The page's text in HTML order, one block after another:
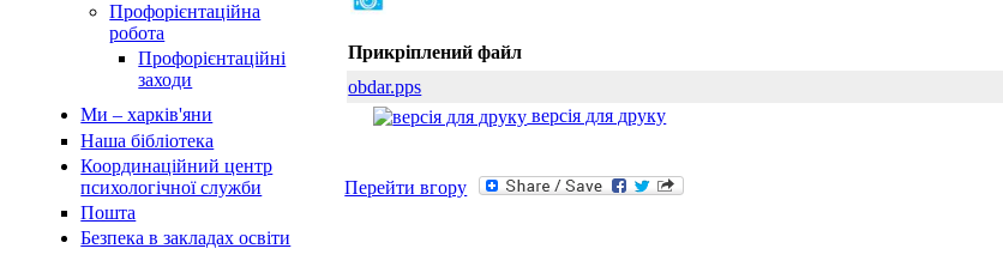
Профорієнтаційна
робота
Профорієнтаційні
заходи
Ми – харків'яни
Наша бібліотека
Координаційний центр
психологічної служби
Пошта
Безпека в закладах освіти
Прикріплений файл
obdar.pps
версія для друку
Перейти вгору